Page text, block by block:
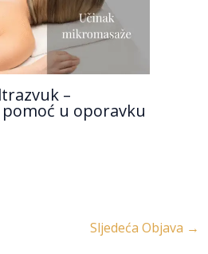
–
u oporavku
Sljedeća Objava →